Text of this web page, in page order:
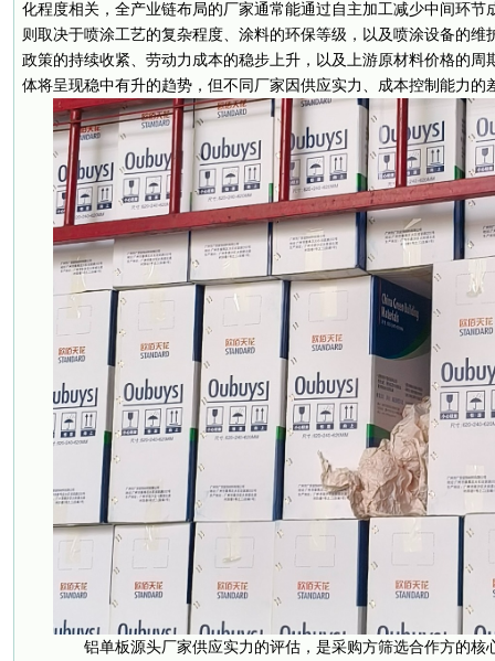
化程度相关，全产业链布局的厂家通常能通过自主加工减少中间环节
则取决于喷涂工艺的复杂程度、涂料的环保等级，以及喷涂设备的维
政策的持续收紧、劳动力成本的稳步上升，以及上游原材料价格的周
体将呈现稳中有升的趋势，但不同厂家因供应实力、成本控制能力的
铝单板源头厂家供应实力的评估，是采购方筛选合作方的核